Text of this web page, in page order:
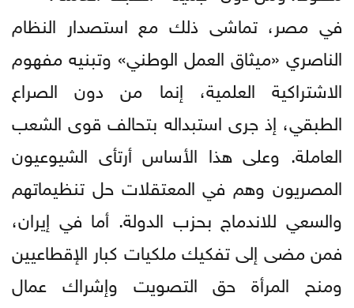
في مصر، تماشى ذلك مع استصدار النظام
الناصري «ميثاق العمل الوطني» وتبنيه مفهوم
الاشتراكية العلمية، إنما من دون الصراع
الطبقي، إذ جرى استبداله بتحالف قوى الشعب
العاملة. وعلى هذا الأساس أرتأى الشيوعيون
المصريون وهم في المعتقلات حل تنظيماتهم
والسعي للاندماج بحزب الدولة. أما في إيران،
فمن مضى إلى تفكيك ملكيات كبار الإقطاعيين
و​منح المرأة حق التصويت وإشراك عمال